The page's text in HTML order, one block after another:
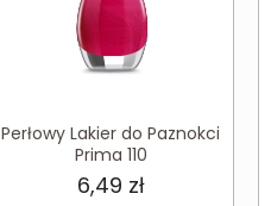
Perłowy Lakier do Paznokci
Prima 110
6,49 zł